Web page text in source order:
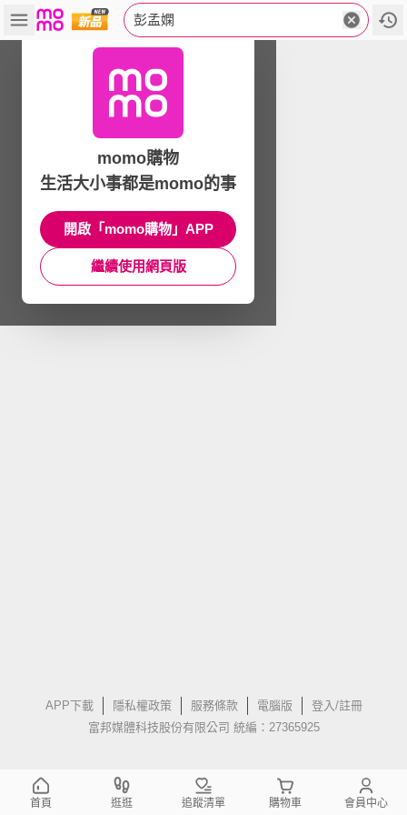
彭孟嫻
APP下載 隱私權政策 服務條款 電腦版
登入/註冊
富邦媒體科技股份有限公司 統編：27365925
momo購物
生活大小事都是momo的事
開啟「momo購物」APP
繼續使用網頁版
首頁 逛逛 追蹤清單 購物車 會員中心